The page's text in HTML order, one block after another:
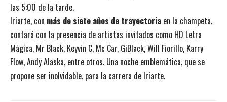
las 5:00 de la tarde.
Iriarte, con más de siete años de trayectoria en la champeta,
contará con la presencia de artistas invitados como HD Letra
Mágica, Mr Black, Keyvin C, Mc Car, GiBlack, Will Fiorillo, Karry
Flow, Andy Alaska, entre otros. Una noche emblemática, que se
propone ser inolvidable, para la carrera de Iriarte.